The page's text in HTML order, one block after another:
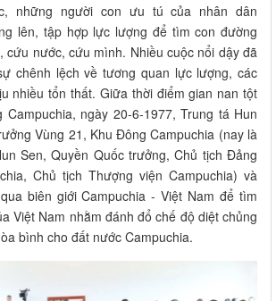
những người con ưu tú của nhân dân
lên, tập hợp lực lượng để tìm con đường
cứu nước, cứu mình. Nhiều cuộc nổi dậy đã
chênh lệch về tương quan lực lượng, các
nhiều tổn thất. Giữa thời điểm gian nan tột
Campuchia, ngày 20-6-1977, Trung tá Hun
Vùng 21, Khu Đông Campuchia (nay là
Sen, Quyền Quốc trưởng, Chủ tịch Đảng
Chủ tịch Thượng viện Campuchia) và
biên giới Campuchia - Việt Nam để tìm
Việt Nam nhằm đánh đổ chế độ diệt chủng
bình cho đất nước Campuchia.